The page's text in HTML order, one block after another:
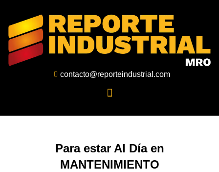
contenido
contacto@reporteindustrial.com
Para estar Al Día en
MANTENIMIENTO